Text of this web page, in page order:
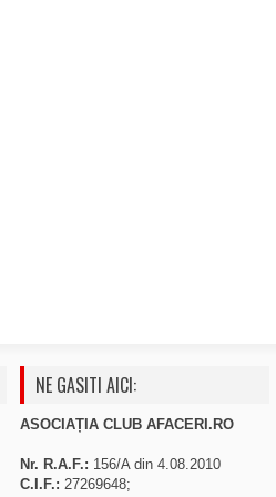
NE GASITI AICI:
ASOCIAȚIA CLUB AFACERI.RO
Nr. R.A.F.: 156/A din 4.08.2010
C.I.F.: 27269648;